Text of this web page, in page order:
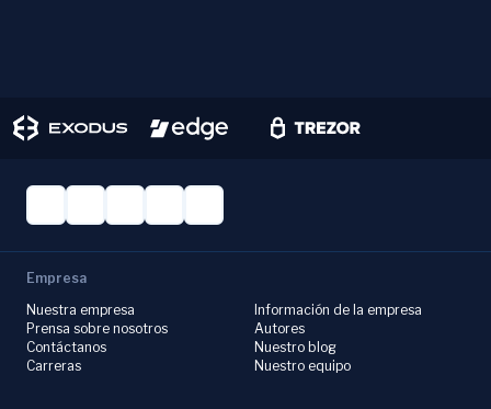
Empresa
Nuestra empresa
Prensa sobre nosotros
Contáctanos
Carreras
Información de la empresa
Autores
Nuestro blog
Nuestro equipo